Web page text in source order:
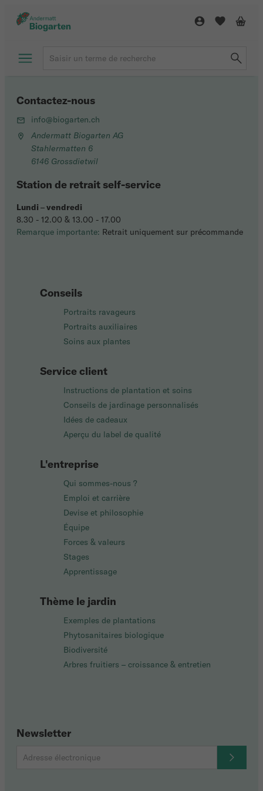
Conseils
Portraits ravageurs
Portraits auxiliaires
Soins aux plantes
Service client
Instructions de plantation et soins
Conseils de jardinage personnalisés
Idées de cadeaux
Aperçu du label de qualité
L'entreprise
Qui sommes-nous ?
Emploi et carrière
Devise et philosophie
Équipe
Forces & valeurs
Stages
Apprentissage
Thème le jardin
Exemples de plantations
Phytosanitaires biologique
Biodiversité
Arbres fruitiers – croissance & entretien
Newsletter
Contactez-nous
info@biogarten.ch
Andermatt Biogarten AG
Stahlermatten 6
6146 Grossdietwil
Station de retrait self-service
Lundi –vendredi
8.30 - 12.00 & 13.00 - 17.00
Remarque importante: Retrait uniquement sur précommande